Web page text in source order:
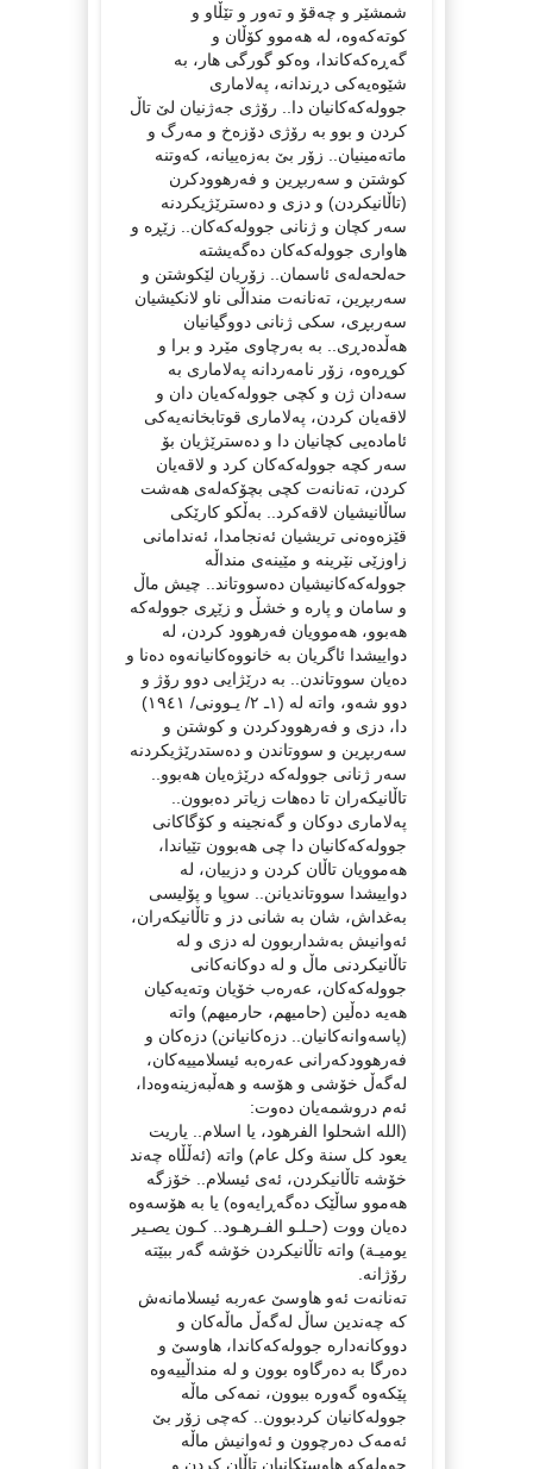
شمشێر و چەقۆ و تەور و تێڵاو و
کوتەکەوە، لە هەموو کۆڵان و
گەڕەکەکاندا، وەکو گورگی هار، بە
شێوەیەکی دڕندانە، پەلاماری
جوولەکەکانیان دا.. رۆژی جەژنیان لێ تاڵ
کردن و بوو بە رۆژی دۆزەخ و مەرگ و
ماتەمینیان.. زۆر بێ بەزەییانە، کەوتنە
کوشتن و سەربڕین و فەرهوودکرن
(تاڵانیکردن) و دزی و دەسترێژیکردنە
سەر کچان و ژنانی جوولەکەکان.. زێڕە و
هاواری جوولەکەکان دەگەیشتە
حەلحەلەی ئاسمان.. زۆریان لێکوشتن و
سەربڕین، تەنانەت منداڵی ناو لانکیشیان
سەربڕی، سکی ژنانی دووگیانیان
هەڵدەدڕی.. بە بەرچاوی مێرد و برا و
کوڕەوە، زۆر نامەردانە پەلاماری بە
سەدان ژن و کچی جوولەکەیان دان و
لاقەیان کردن، پەلاماری قوتابخانەیەکی
ئامادەیی کچانیان دا و دەسترێژیان بۆ
سەر کچە جوولەکەکان کرد و لاقەیان
کردن، تەنانەت کچی بچۆکەلەی هەشت
ساڵانیشیان لاقەکرد.. بەڵکو کارێکی
قێزەوەنی تریشیان ئەنجامدا، ئەندامانی
زاوزێی نێرینە و مێینەی منداڵە
جوولەکەکانیشیان دەسووتاند.. چیش ماڵ
و سامان و پارە و خشڵ و زێڕی جوولەکە
هەبوو، هەموویان فه‌رهوود کردن، لە
دواییشدا ئاگریان بە خانووەکانیانەوە دەنا و
دەیان سووتاندن.. بە درێژایی دوو رۆژ و
دوو شەو، واتە لە (١ـ ٢/ یـوونی/ ١٩٤١)
دا، دزی و فەرهوودکردن و کوشتن و
سەربڕین و سووتاندن و دەستدرێژیکردنە
سەر ژنانی جوولەکە درێژەیان هەبوو..
تاڵانیکەران تا دەهات زیاتر دەبوون..
پەلاماری دوکان و گەنجینە و کۆگاکانی
جوولەکەکانیان دا چی هەبوون تێیاندا،
هەموویان تاڵان کردن و دزییان، لە
دواییشدا سووتاندیانن.. سوپا و پۆلیسی
بەغداش، شان بە شانی دز و تاڵانیکەران،
ئەوانیش بەشداربوون لە دزی و لە
تاڵانیکردنی ماڵ و لە دوکانەکانی
جوولەکەکان، عەرەب خۆیان وتەیەکیان
هەیە دەڵین (حامیهم، حارمیهم) واتە
(پاسەوانەکانیان.. دزەکانیانن) دزەکان و
فەرهوودکەرانی عەرەبە ئیسلامییەکان،
لەگەڵ خۆشی و هۆسە و هەڵبەزینەوەدا،
ئەم دروشمەیان دەوت:
(الله اشحلوا الفرهود، یا اسلام.. یاریت
یعود کل سنة وکل عام) واتە (ئەڵڵاه چەند
خۆشە تاڵانیکردن، ئەی ئیسلام.. خۆزگە
هەموو ساڵێک دەگەڕایەوە) یا بە هۆسەوە
دەیان ووت (حـلـو الفـرهـود.. کـون یصـیر
یومیـة) واتە تاڵانیکردن خۆشە گەر ببێتە
رۆژانە.
تەنانەت ئەو هاوسێ عەربە ئیسلامانەش
کە چەندین ساڵ لەگەڵ ماڵەکان و
دووکانەدارە جوولەکەکاندا، هاوسێ و
دەرگا بە دەرگاوە بوون و لە منداڵییەوە
پێکەوە گەورە ببوون، نمەکی ماڵە
جوولەکانیان کردبوون.. کەچی زۆر بێ
ئەمەک دەرچوون و ئەوانیش ماڵە
جوولەکە هاوسێکانیان تاڵان کردن و